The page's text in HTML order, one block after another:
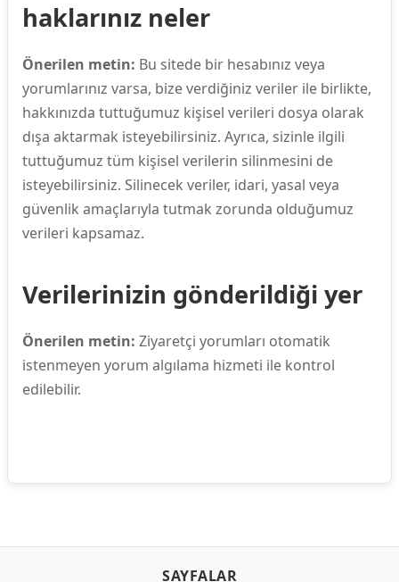
haklarınız neler
Önerilen metin: Bu sitede bir hesabınız veya
yorumlarınız varsa, bize verdiğiniz veriler ile birlikte,
hakkınızda tuttuğumuz kişisel verileri dosya olarak
dışa aktarmak isteyebilirsiniz. Ayrıca, sizinle ilgili
tuttuğumuz tüm kişisel verilerin silinmesini de
isteyebilirsiniz. Silinecek veriler, idari, yasal veya
güvenlik amaçlarıyla tutmak zorunda olduğumuz
verileri kapsamaz.
Verilerinizin gönderildiği yer
Önerilen metin: Ziyaretçi yorumları otomatik
istenmeyen yorum algılama hizmeti ile kontrol
edilebilir.
SAYFALAR